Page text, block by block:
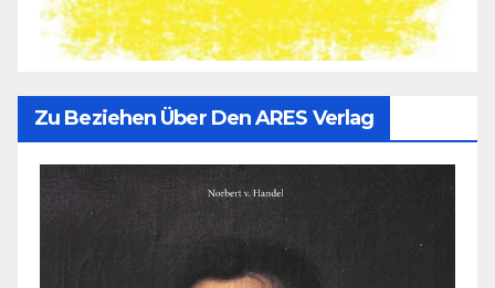
Zu Beziehen Über Den ARES Verlag